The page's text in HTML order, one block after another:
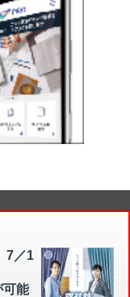
7／1
可能